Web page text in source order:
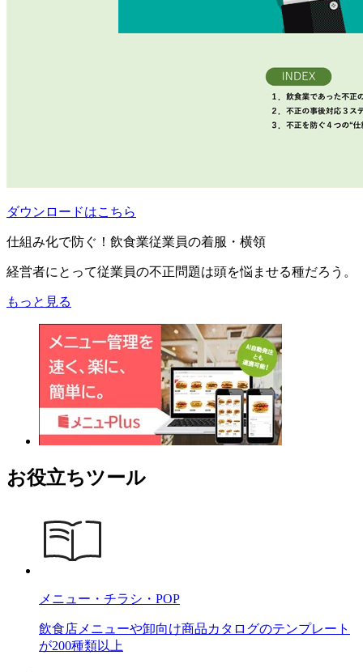
ダウンロードはこちら
仕組み化で防ぐ！飲食業従業員の着服・横領
経営者にとって従業員の不正問題は頭を悩ませる種だろう。
もっと見る
お役立ちツール
メニュー・チラシ・POP
飲食店メニューや卸向け商品カタログのテンプレート
が200種類以上